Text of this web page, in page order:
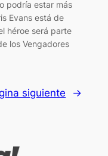
podría estar más
Evans está de
héroe será parte
los Vengadores
siguiente →